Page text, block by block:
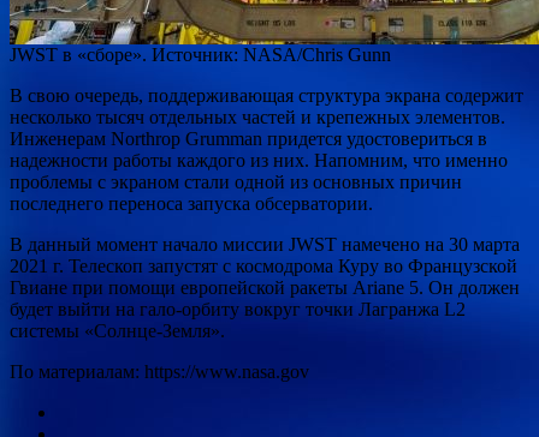
JWST в «сборе». Источник: NASA/Chris Gunn
В свою очередь, поддерживающая структура экрана содержит
несколько тысяч отдельных частей и крепежных элементов.
Инженерам Northrop Grumman придется удостовериться в
надежности работы каждого из них. Напомним, что именно
проблемы с экраном стали одной из основных причин
последнего переноса запуска обсерватории.
В данный момент начало миссии JWST намечено на 30 марта
2021 г. Телескоп запустят с космодрома Куру во Французской
Гвиане при помощи европейской ракеты Ariane 5. Он должен
будет выйти на гало-орбиту вокруг точки Лагранжа L2
системы «Солнце-Земля».
По материалам: https://www.nasa.gov